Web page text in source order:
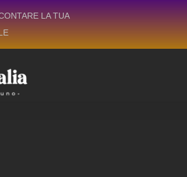
LA TUA